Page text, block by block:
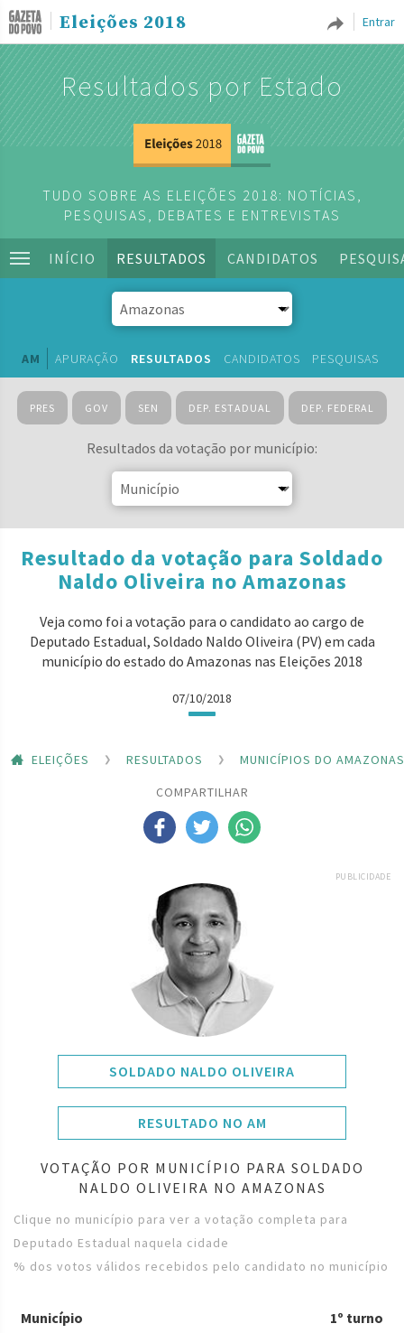
Entrar
Eleições 2018
Resultados por Estado
TUDO SOBRE AS ELEIÇÕES 2018: NOTÍCIAS,
PESQUISAS, DEBATES E ENTREVISTAS
INÍCIO RESULTADOS CANDIDATOS
AM APURAÇÃO RESULTADOS CANDIDATOS PESQUISAS
PRES GOV SEN DEP. ESTADUAL DEP. FEDERAL
Resultados da votação por município:
Resultado da votação para Soldado
Naldo Oliveira no Amazonas
Veja como foi a votação para o candidato ao cargo de
Deputado Estadual, Soldado Naldo Oliveira (PV) em cada
município do estado do Amazonas nas Eleições 2018
07/10/2018
ELEIÇÕES RESULTADOS
MUNICÍPIOS DO AMAZONAS
COMPARTILHAR
PUBLICIDADE
SOLDADO NALDO OLIVEIRA
RESULTADO NO AM
VOTAÇÃO POR MUNICÍPIO PARA SOLDADO
NALDO OLIVEIRA NO AMAZONAS
Clique no município para ver a votação completa para
Deputado Estadual naquela cidade
% dos votos válidos recebidos pelo candidato no município
Município 1º turno